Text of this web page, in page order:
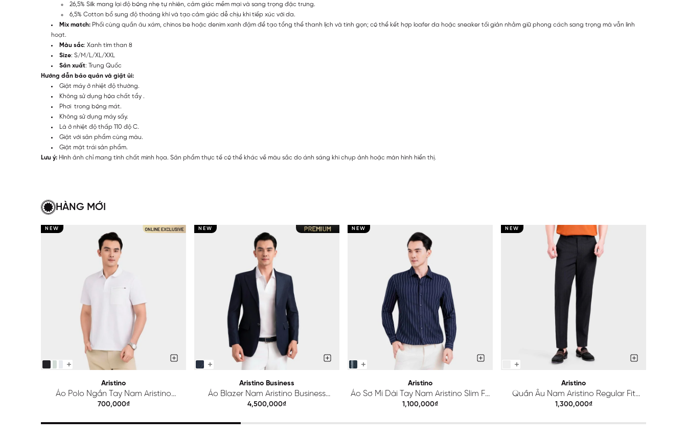
26,5% Silk mang lại độ bóng nhẹ tự nhiên, cảm giác mềm mại và sang trọng đặc trưng.
6,5% Cotton bổ sung độ thoáng khí và tạo cảm giác dễ chịu khi tiếp xúc với da.
Mix match: Phối cùng quần âu xám, chinos be hoặc denim xanh đậm để tạo tổng thể thanh lịch và tinh gọn; có thể kết hợp loafer da hoặc sneaker tối giản nhằm giữ phong cách sang trọng mà vẫn linh
hoạt.
Màu sắc: Xanh tím than 8
Size: S/M/L/XL/XXL
Sản xuất: Trung Quốc
Hướng dẫn bảo quản và giặt ủi:
Giặt máy ở nhiệt độ thường.
Không sử dụng hóa chất tẩy .
Phơi trong bóng mát.
Không sử dụng máy sấy.
Là ở nhiệt độ thấp 110 độ C.
Giặt với sản phẩm cùng màu.
Giặt mặt trái sản phẩm.
Lưu ý: Hình ảnh chỉ mang tính chất minh họa. Sản phẩm thực tế có thể khác về màu sắc do ánh sáng khi chụp ảnh hoặc màn hình hiển thị.
HÀNG MỚI
NEW
Aristino
Áo Polo Ngắn Tay Nam Aristino
Regular APS615EDP01
700,000₫
NEW
Aristino Business
Áo Blazer Nam Aristino Business
Premio 1BZ201S0H2
4,500,000₫
NEW
Aristino
Áo Sơ Mi Dài Tay Nam Aristino Slim Fit
ALS425S0H2
1,100,000₫
NEW
Aristino
Quần Âu Nam Aristino Regular Fit
ATR203S0H2
1,300,000₫